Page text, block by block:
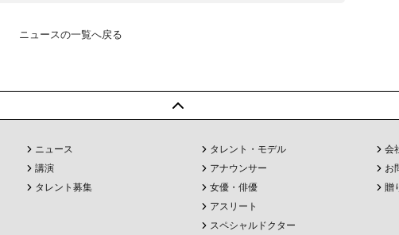
ニュースの一覧へ戻る
ニュース
講演
タレント募集
タレント・モデル
アナウンサー
女優・俳優
アスリート
スペシャルドクター
会
お
贈